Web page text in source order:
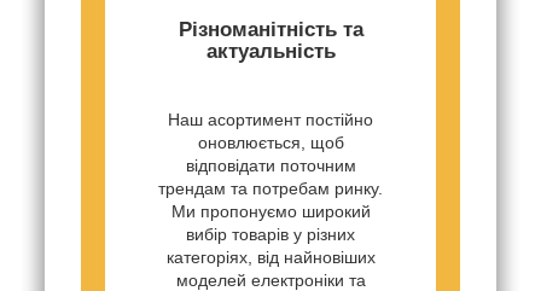
Різноманітність та
актуальність
Наш асортимент постійно
оновлюється, щоб
відповідати поточним
трендам та потребам ринку.
Ми пропонуємо широкий
вибір товарів у різних
категоріях, від найновіших
моделей електроніки та